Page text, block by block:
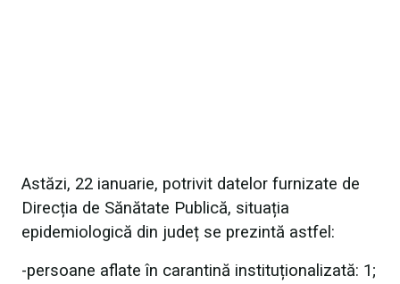
Astăzi, 22 ianuarie, potrivit datelor furnizate de
Direcția de Sănătate Publică, situația
epidemiologică din județ se prezintă astfel:
-persoane aflate în carantină instituționalizată: 1;